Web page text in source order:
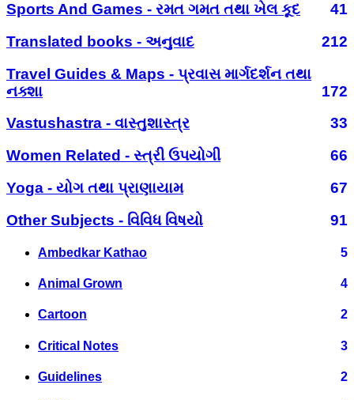
Sports And Games - રમત ગમત તથા ખેલ કૂદ
41
Translated books - અનુવાદ
212
Travel Guides & Maps - પ્રવાસ માર્ગદર્શન તથા
નક્શા
172
Vastushastra - વાસ્તુશાસ્ત્ર
33
Women Related - સ્ત્રી ઉપયોગી
66
Yoga - યોગ તથા પ્રાણાયામ
67
Other Subjects - વિવિધ વિષયો
91
Ambedkar Kathao 5
Animal Grown 4
Cartoon 2
Critical Notes 3
Guidelines 2